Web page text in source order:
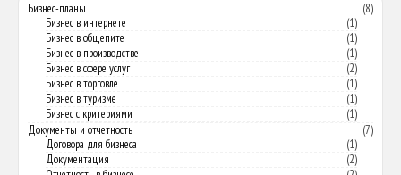
Бизнес-планы
(8)
Бизнес в интернете
(1)
Бизнес в общепите
(1)
Бизнес в производстве
(1)
Бизнес в сфере услуг
(2)
Бизнес в торговле
(1)
Бизнес в туризме
(1)
Бизнес с критериями
(1)
Документы и отчетность
(7)
Договора для бизнеса
(1)
Документация
(2)